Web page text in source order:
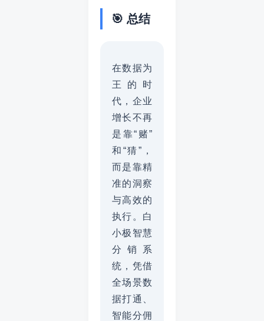
🎯 总结
在数据为
王的时
代，企业
增长不再
是靠“赌”
和“猜”，
而是靠精
准的洞察
与高效的
执行。白
小极智慧
分销系
统，凭借
全场景数
据打通、
智能分佣